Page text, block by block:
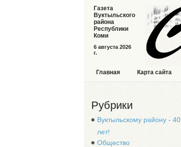
6 августа 2026
г.
Газета
Вуктыльского
района
Республики
Коми
Главная Карта сайта
Рубрики
Вуктыльскому району - 40
лет!
Общество